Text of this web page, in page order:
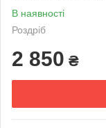
В наявності
Роздріб
2 850 ₴